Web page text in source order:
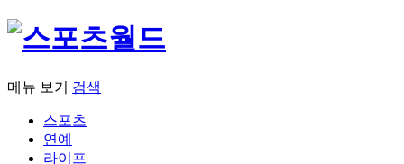
메뉴 보기 검색
스포츠
연예
라이프